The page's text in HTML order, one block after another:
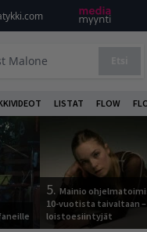
LISTAT FLOW
5. Mainio
10-vuotista taivaltaan
loistoesiintyjät